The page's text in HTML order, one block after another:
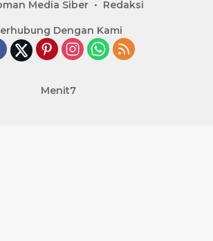
Media Siber
Redaksi
Dengan Kami
Menit7